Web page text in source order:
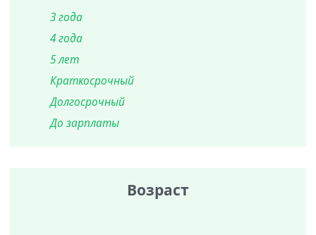
3 года
4 года
5 лет
Краткосрочный
Долгосрочный
До зарплаты
Возраст